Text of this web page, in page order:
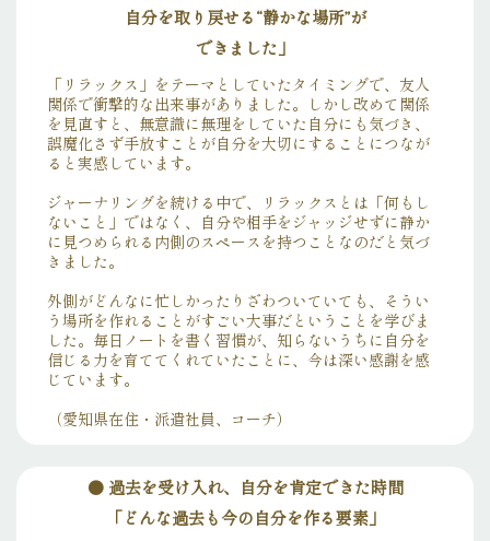
自分を取り戻せる“静かな場所”が
できました」
「リラックス」をテーマとしていたタイミングで、友人
関係で衝撃的な出来事がありました。しかし改めて関係
を見直すと、無意識に無理をしていた自分にも気づき、
誤魔化さず手放すことが自分を大切にすることにつなが
ると実感しています。
ジャーナリングを続ける中で、リラックスとは「何もし
ないこと」ではなく、自分や相手をジャッジせずに静か
に見つめられる内側のスペースを持つことなのだと気づ
きました。
外側がどんなに忙しかったりざわついていても、そうい
う場所を作れることがすごい大事だということを学びま
した。毎日ノートを書く習慣が、知らないうちに自分を
信じる力を育ててくれていたことに、今は深い感謝を感
じています。
（愛知県在住・派遣社員、コーチ）
● 過去を受け入れ、自分を肯定できた時間
「どんな過去も今の自分を作る要素」